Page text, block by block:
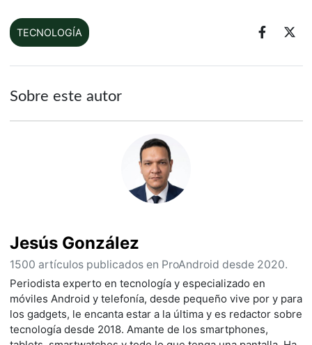
TECNOLOGÍA
Sobre este autor
Jesús González
1500 artículos publicados en ProAndroid desde 2020.
Periodista experto en tecnología y especializado en
móviles Android y telefonía, desde pequeño vive por y para
los gadgets, le encanta estar a la última y es redactor sobre
tecnología desde 2018. Amante de los smartphones,